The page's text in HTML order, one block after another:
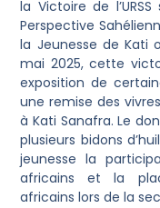
la Victoire de
Perspective
la Jeunesse de Kati
mai 2025, cette
exposition de
une remise des
à Kati Sanafra. Le
plusieurs bidons
jeunesse la
africains et la
africains lors de la